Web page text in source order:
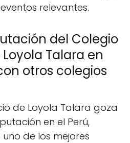
relevantes.
del Colegio
Talara en
otros colegios
de Loyola Talara goza
en el Perú,
de los mejores